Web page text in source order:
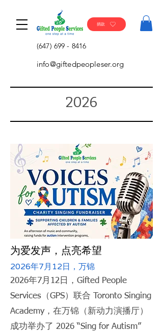
捐款
(647) 699 - 8416
info@giftedpeopleser.org
2026
为爱发声，点亮希望
2026年7月12日，万锦
2026年7月12日，Gifted People
Services（GPS）联合 Toronto Singing
Academy，在万锦（新动力演播厅）
成功举办了 2026 “Sing for Autism”